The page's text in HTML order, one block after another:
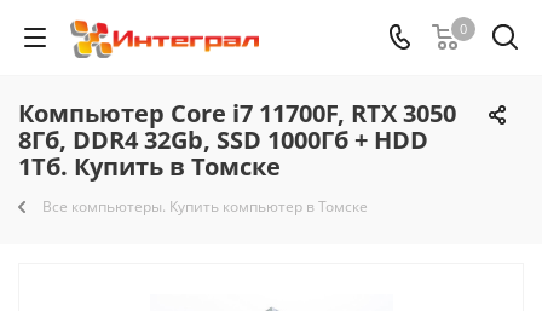
0
Компьютер Core i7 11700F, RTX 3050
8Гб, DDR4 32Gb, SSD 1000Гб + HDD
1Тб. Купить в Томске
Все компьютеры. Купить компьютер в Томске